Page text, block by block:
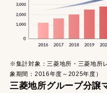
三菱地所グループ分譲
※集計対象：三菱地所・三菱地所
象期間：2016年度～2025年度）